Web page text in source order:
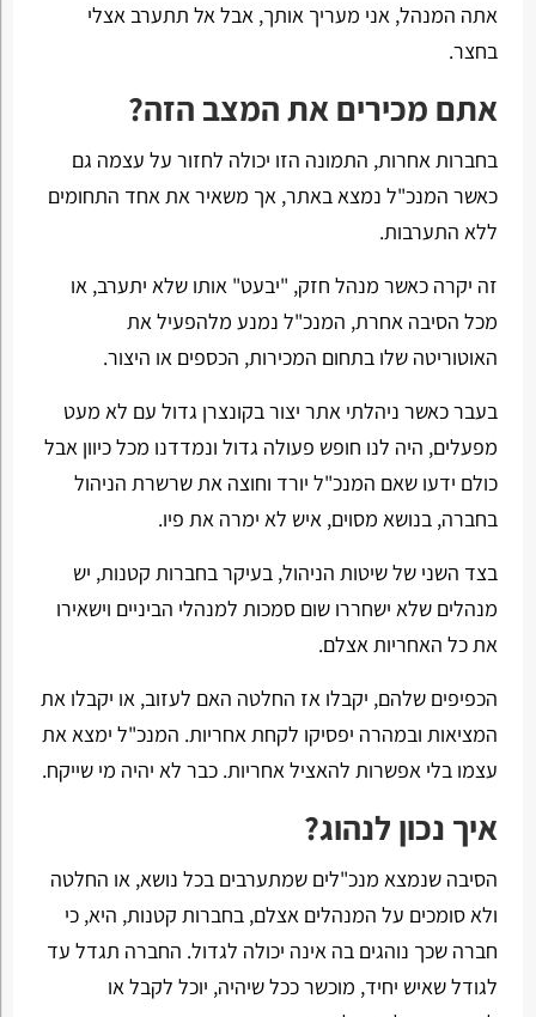
אתה המנהל, אני מעריך אותך, אבל אל תתערב אצלי
בחצר.
אתם מכירים את המצב הזה?
בחברות אחרות, התמונה הזו יכולה לחזור על עצמה גם
כאשר המנכ"ל נמצא באתר, אך משאיר את אחד התחומים
ללא התערבות.
זה יקרה כאשר מנהל חזק, "יבעט" אותו שלא יתערב, או
מכל הסיבה אחרת, המנכ"ל נמנע מלהפעיל את
האוטוריטה שלו בתחום המכירות, הכספים או היצור.
בעבר כאשר ניהלתי אתר יצור בקונצרן גדול עם לא מעט
מפעלים, היה לנו חופש פעולה גדול ונמדדנו מכל כיוון אבל
כולם ידעו שאם המנכ"ל יורד וחוצה את שרשרת הניהול
בחברה, בנושא מסוים, איש לא ימרה את פיו.
בצד השני של שיטות הניהול, בעיקר בחברות קטנות, יש
מנהלים שלא ישחררו שום סמכות למנהלי הביניים וישאירו
את כל האחריות אצלם.
הכפיפים שלהם, יקבלו אז החלטה האם לעזוב, או יקבלו את
המציאות ובמהרה יפסיקו לקחת אחריות. המנכ"ל ימצא את
עצמו בלי אפשרות להאציל אחריות. כבר לא יהיה מי שייקח.
איך נכון לנהוג?
הסיבה שנמצא מנכ"לים שמתערבים בכל נושא, או החלטה
ולא סומכים על המנהלים אצלם, בחברות קטנות, היא, כי
חברה שכך נוהגים בה אינה יכולה לגדול. החברה תגדל עד
לגודל שאיש יחיד, מוכשר ככל שיהיה, יוכל לקבל או